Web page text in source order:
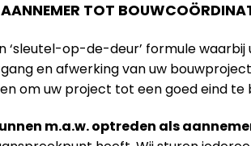
TOT
‘sleutel-op-de-deur’ formule
en afwerking van uw
om uw project tot een goed eind te
m.a.w. optreden als